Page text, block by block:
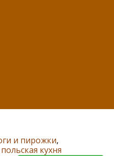
и пирожки,
польская кухня